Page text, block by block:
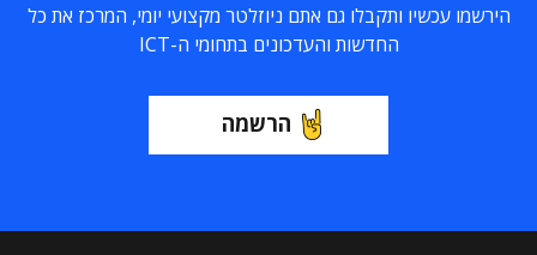
הירשמו עכשיו ותקבלו גם אתם ניוזלטר מקצועי יומי, המרכז את כל
החדשות והעדכונים בתחומי ה-ICT
הרשמה